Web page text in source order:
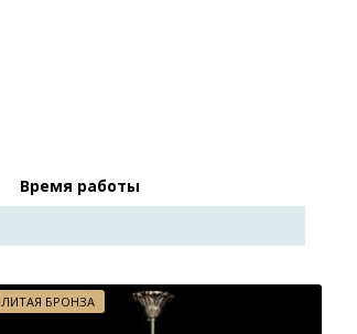
Время работы
ЛИТАЯ БРОНЗА